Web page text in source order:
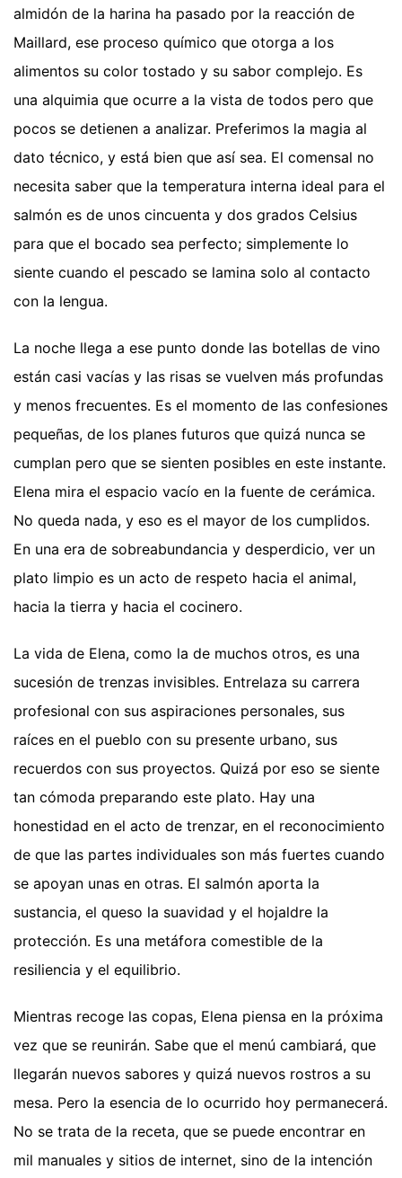
almidón de la harina ha pasado por la reacción de
Maillard, ese proceso químico que otorga a los
alimentos su color tostado y su sabor complejo. Es
una alquimia que ocurre a la vista de todos pero que
pocos se detienen a analizar. Preferimos la magia al
dato técnico, y está bien que así sea. El comensal no
necesita saber que la temperatura interna ideal para el
salmón es de unos cincuenta y dos grados Celsius
para que el bocado sea perfecto; simplemente lo
siente cuando el pescado se lamina solo al contacto
con la lengua.
La noche llega a ese punto donde las botellas de vino
están casi vacías y las risas se vuelven más profundas
y menos frecuentes. Es el momento de las confesiones
pequeñas, de los planes futuros que quizá nunca se
cumplan pero que se sienten posibles en este instante.
Elena mira el espacio vacío en la fuente de cerámica.
No queda nada, y eso es el mayor de los cumplidos.
En una era de sobreabundancia y desperdicio, ver un
plato limpio es un acto de respeto hacia el animal,
hacia la tierra y hacia el cocinero.
La vida de Elena, como la de muchos otros, es una
sucesión de trenzas invisibles. Entrelaza su carrera
profesional con sus aspiraciones personales, sus
raíces en el pueblo con su presente urbano, sus
recuerdos con sus proyectos. Quizá por eso se siente
tan cómoda preparando este plato. Hay una
honestidad en el acto de trenzar, en el reconocimiento
de que las partes individuales son más fuertes cuando
se apoyan unas en otras. El salmón aporta la
sustancia, el queso la suavidad y el hojaldre la
protección. Es una metáfora comestible de la
resiliencia y el equilibrio.
Mientras recoge las copas, Elena piensa en la próxima
vez que se reunirán. Sabe que el menú cambiará, que
llegarán nuevos sabores y quizá nuevos rostros a su
mesa. Pero la esencia de lo ocurrido hoy permanecerá.
No se trata de la receta, que se puede encontrar en
mil manuales y sitios de internet, sino de la intención